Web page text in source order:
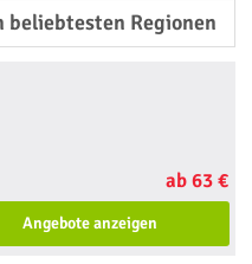
beliebtesten Regionen
ab 63 €
Angebote anzeigen